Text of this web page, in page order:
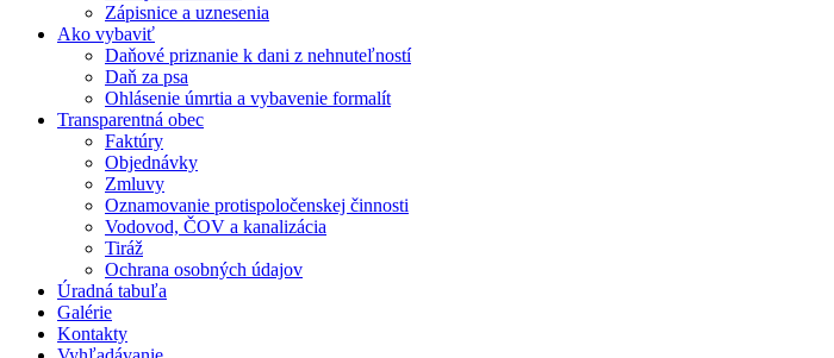
Zápisnice a uznesenia
Ako vybaviť
Daňové priznanie k dani z nehnuteľností
Daň za psa
Ohlásenie úmrtia a vybavenie formalít
Transparentná obec
Faktúry
Objednávky
Zmluvy
Oznamovanie protispoločenskej činnosti
Vodovod, ČOV a kanalizácia
Tiráž
Ochrana osobných údajov
Úradná tabuľa
Galérie
Kontakty